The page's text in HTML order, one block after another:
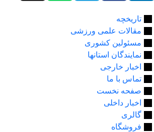
تاریخچه
مقالات علمی ورزشی
مسئولین کشوری
نمایندگان استانها
اخبار خارجی
تماس با ما
صفحه نخست
اخبار داخلی
گالری
فروشگاه